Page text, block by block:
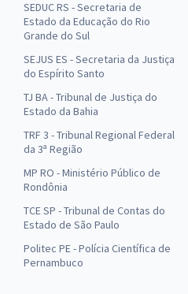
SEDUC RS - Secretaria de
Estado da Educação do Rio
Grande do Sul
SEJUS ES - Secretaria da Justiça
do Espírito Santo
TJ BA - Tribunal de Justiça do
Estado da Bahia
TRF 3 - Tribunal Regional Federal
da 3ª Região
MP RO - Ministério Público de
Rondônia
TCE SP - Tribunal de Contas do
Estado de São Paulo
Politec PE - Polícia Científica de
Pernambuco